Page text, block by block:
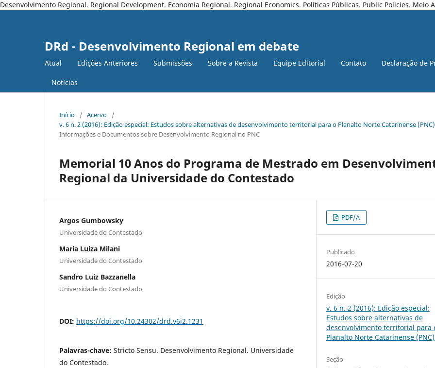
Desenvolvimento Regional. Regional Development. Economia Regional. Regional Economics. Políticas Públicas. Public Policies. Meio
DRd - Desenvolvimento Regional em debate
Atual Edições Anteriores Submissões Sobre a Revista Equipe Editorial Contato Declaração de
Notícias
Início / Acervo
/
v. 6 n. 2 (2016): Edição especial: Estudos sobre alternativas de desenvolvimento territorial para o Planalto Norte Catarinense (PNC)
Informações e Documentos sobre Desenvolvimento Regional no PNC
Memorial 10 Anos do Programa de Mestrado em
Regional da Universidade do Contestado
Argos Gumbowsky
Universidade do Contestado
Maria Luiza Milani
Universidade do Contestado
Sandro Luiz Bazzanella
Universidade do Contestado
DOI: https://doi.org/10.24302/drd.v6i2.1231
Palavras-chave: Stricto Sensu. Desenvolvimento Regional. Universidade
do Contestado.
PDF/A
Publicado
2016-07-20
Edição
v. 6 n. 2 (2016): Edição especial:
Estudos sobre alternativas de
desenvolvimento territorial para
Planalto Norte Catarinense (PNC)
Seção